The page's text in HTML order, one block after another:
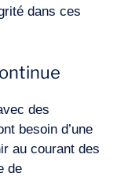
dans ces
des
besoin d’une
au courant des
de